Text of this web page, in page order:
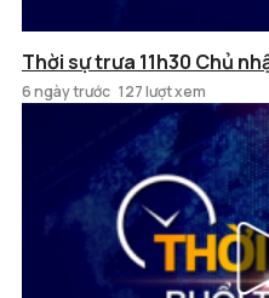
Thời sự trưa 11h30 Chủ
6 ngày trước 127 lượt xem